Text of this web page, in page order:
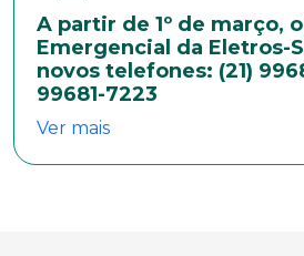
A partir de 1º de março,
Emergencial da Eletros-
novos telefones: (21)
99681-7223
Ver mais
Sexo
Masculino
Feminino
Área de interesse